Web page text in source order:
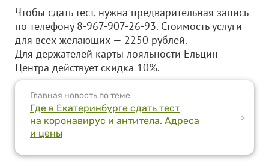
Чтобы сдать тест, нужна предварительная запись
по телефону 8-967-907-26-93. Стоимость услуги
для всех желающих — 2250 рублей.
Для держателей карты лояльности Ельцин
Центра действует скидка 10%.
Главная новость по теме
Где в Екатеринбурге сдать тест
на коронавирус и антитела. Адреса
и цены
>